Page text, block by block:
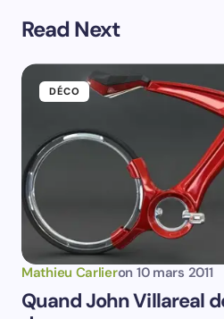
Votre adresse e-mail ne sera
champs obligatoires sont
Name *
Prévenez-moi de tous les
e-mail.
Prévenez-moi de tous les
mail.
Read Next
DÉCO
Mathieu Carlieron 10 mars 2011
Quand John Villareal